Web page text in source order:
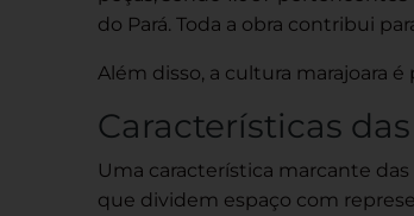
do Pará. Toda a obra contribui
Além disso, a cultura marajoara
Características
Uma característica marcante das
que dividem espaço com